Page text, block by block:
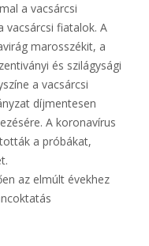
a vacsárcsi
fiatalok. A
marosszékit, a
és szilágysági
a vacsárcsi
díjmentesen
A koronavírus
a próbákat,
az elmúlt évekhez